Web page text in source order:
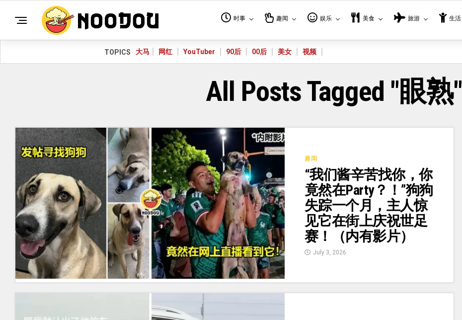
时事 趣闻 娱乐 美食 旅游 生活
TOPICS 大马 网红 YouTuber 90后 00后 美女 视频
All Posts Tagged "眼熟"
趣闻
“我们酱辛苦找你，你
竟然在Party？！”狗狗
失踪一个月，主人惊
见它在街上庆祝世足
赛！（内有影片）
July 3, 2026